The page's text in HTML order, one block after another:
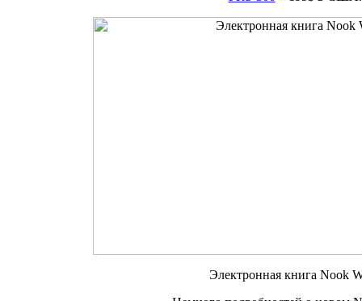
Электронная книга Nook